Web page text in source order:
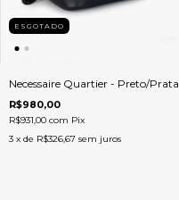
ESGOTADO
Necessaire Quartier - Preto/Prata
R$980,00
R$931,00 com Pix
3 x de R$326,67 sem juros